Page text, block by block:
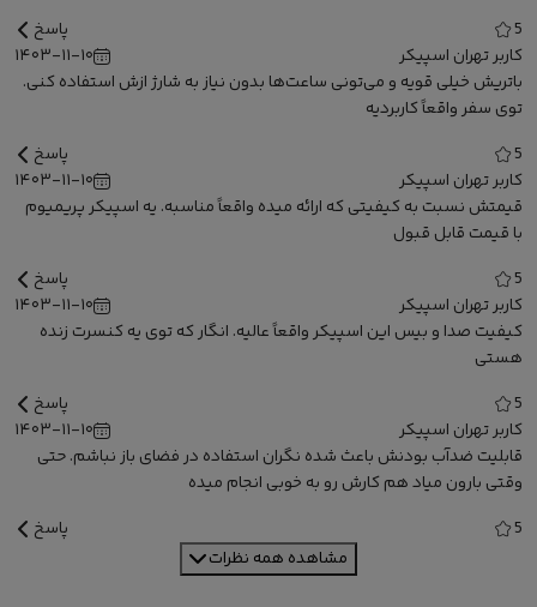
5
پاسخ
کاربر تهران اسپیکر
۱۴۰۳-۱۱-۱۰
باتریش خیلی قویه و می‌تونی ساعت‌ها بدون نیاز به شارژ ازش استفاده کنی.
توی سفر واقعاً کاربردیه
5
پاسخ
کاربر تهران اسپیکر
۱۴۰۳-۱۱-۱۰
قیمتش نسبت به کیفیتی که ارائه میده واقعاً مناسبه. یه اسپیکر پریمیوم
با قیمت قابل قبول
5
پاسخ
کاربر تهران اسپیکر
۱۴۰۳-۱۱-۱۰
کیفیت صدا و بیس این اسپیکر واقعاً عالیه. انگار که توی یه کنسرت زنده
هستی
5
پاسخ
کاربر تهران اسپیکر
۱۴۰۳-۱۱-۱۰
قابلیت ضدآب بودنش باعث شده نگران استفاده در فضای باز نباشم. حتی
وقتی بارون میاد هم کارش رو به خوبی انجام میده
5
پاسخ
مشاهده همه نظرات